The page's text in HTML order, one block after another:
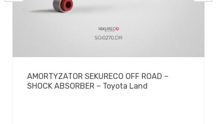
AMORTYZATOR SEKURECO OFF ROAD –
SHOCK ABSORBER – Toyota Land